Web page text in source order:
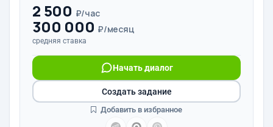
2 500 ₽/час
300 000 ₽/месяц
средняя ставка
Начать диалог
Создать задание
Добавить в избранное